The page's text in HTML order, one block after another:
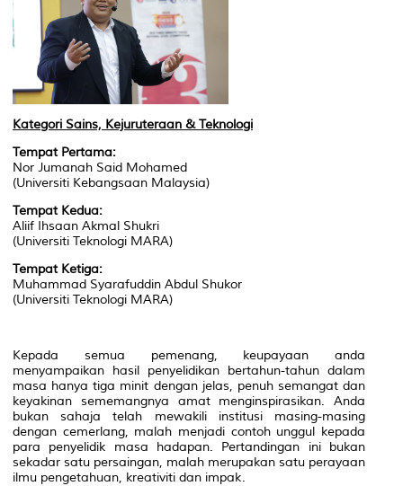
Kategori Sains, Kejuruteraan & Teknologi
Tempat Pertama:
Nor Jumanah Said Mohamed
(Universiti Kebangsaan Malaysia)
Tempat Kedua:
Aliif Ihsaan Akmal Shukri
(Universiti Teknologi MARA)
Tempat Ketiga:
Muhammad Syarafuddin Abdul Shukor
(Universiti Teknologi MARA)
Kepada semua pemenang, keupayaan anda
menyampaikan hasil penyelidikan bertahun-tahun dalam
masa hanya tiga minit dengan jelas, penuh semangat dan
keyakinan sememangnya amat menginspirasikan. Anda
bukan sahaja telah mewakili institusi masing-masing
dengan cemerlang, malah menjadi contoh unggul kepada
para penyelidik masa hadapan. Pertandingan ini bukan
sekadar satu persaingan, malah merupakan satu perayaan
ilmu pengetahuan, kreativiti dan impak.